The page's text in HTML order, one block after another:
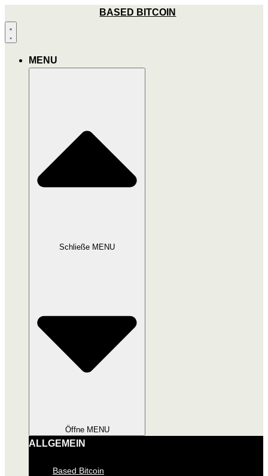
Inhalt
wechseln
BASED BITCOIN
MENU
Schließe MENU
Öffne MENU
ALLGEMEIN
Based Bitcoin